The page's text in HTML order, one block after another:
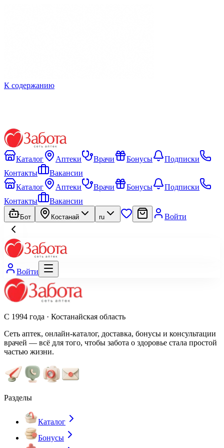
К содержанию
Каталог Аптеки Врачи Бонусы
Подписки
Контакты
Вакансии
Каталог
Аптеки Врачи Бонусы
Подписки
Контакты
Вакансии
Бот Костанай ru Войти
Войти
С 1994 года · Костанайская область
Сеть аптек, онлайн-каталог, доставка, бонусы и консультации
врачей — всё для того, чтобы забота о здоровье стала простой
частью жизни.
Разделы
Каталог
Бонусы